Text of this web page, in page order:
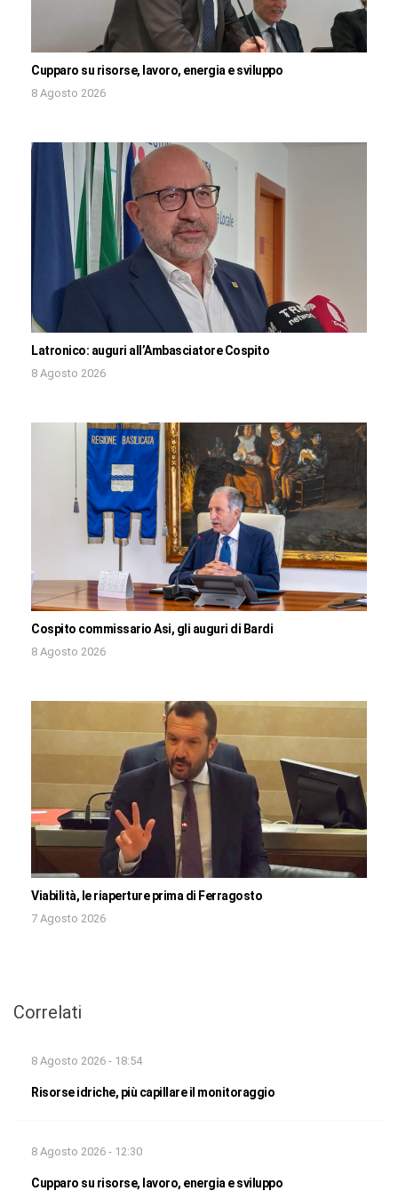
Cupparo su risorse, lavoro, energia e sviluppo
8 Agosto 2026
Latronico: auguri all’Ambasciatore Cospito
8 Agosto 2026
Cospito commissario Asi, gli auguri di Bardi
8 Agosto 2026
Viabilità, le riaperture prima di Ferragosto
7 Agosto 2026
Correlati
8 Agosto 2026 - 18:54
Risorse idriche, più capillare il monitoraggio
8 Agosto 2026 - 12:30
Cupparo su risorse, lavoro, energia e sviluppo